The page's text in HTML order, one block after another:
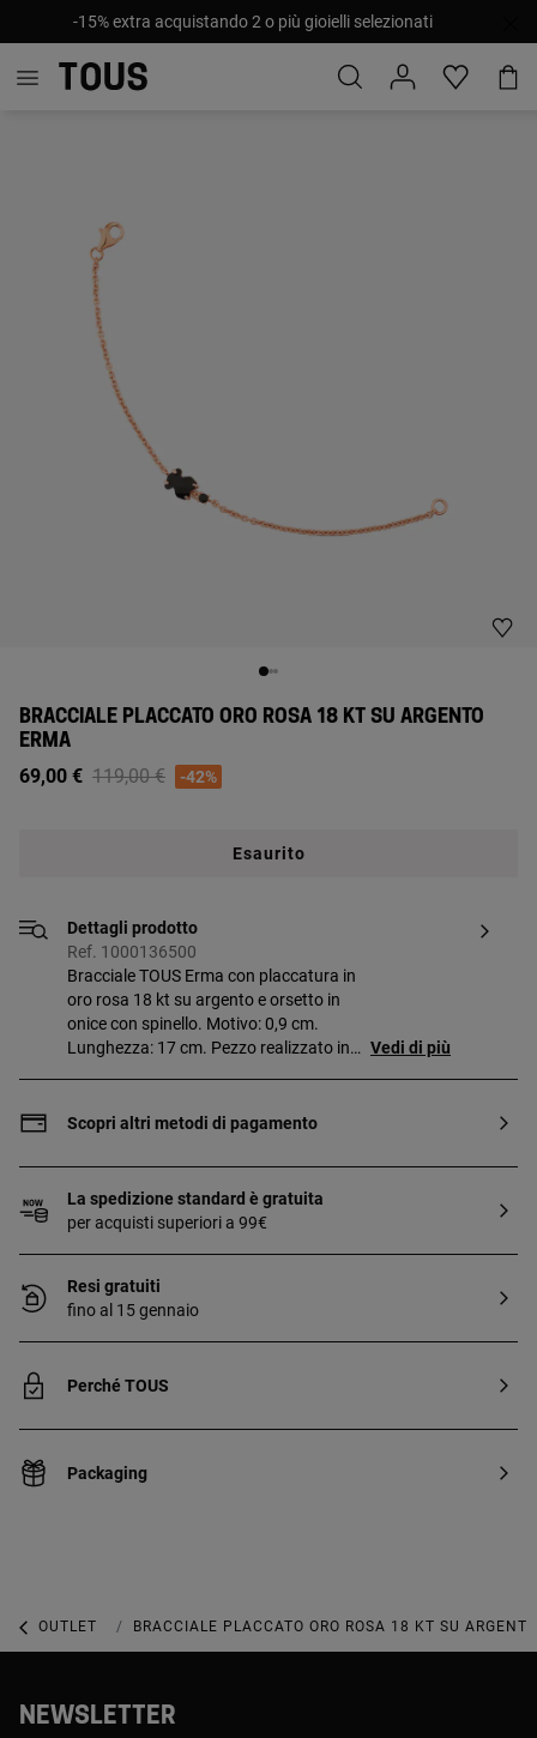
-15% extra acquistando 2 o più gioielli selezionati
BRACCIALE PLACCATO ORO ROSA 18 KT SU ARGENTO
ERMA
69,00 € Price reduced from
119,00 €to-42%
Esaurito
Dettagli prodotto
Ref. 1000136500
Bracciale TOUS Erma con placcatura in
oro rosa 18 kt su argento e orsetto in
onice con spinello. Motivo: 0,9 cm.
Lunghezza: 17 cm. Pezzo realizzato in
garantisce una maggiore durata del
Vedi di più
Scopri altri metodi di pagamento
La spedizione standard è gratuita
per acquisti superiori a 99€
Resi gratuiti
fino al 15 gennaio
Perché TOUS
Packaging
OUTLET OUTLET GIOIELLI
BRACCIALE PLACCATO ORO ROSA 18 KT SU
NEWSLETTER